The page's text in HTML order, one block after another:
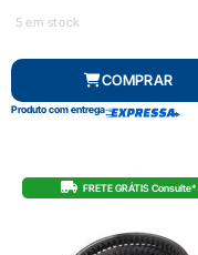
5 em stock
COMPRAR
Produto com entrega
FRETE GRÁTIS Consulte*